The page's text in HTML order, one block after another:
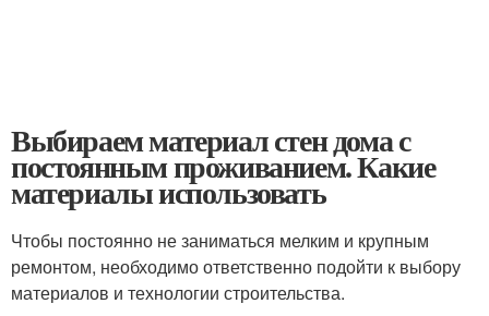
Выбираем материал стен дома с
постоянным проживанием. Какие
материалы использовать
Чтобы постоянно не заниматься мелким и крупным
ремонтом, необходимо ответственно подойти к выбору
материалов и технологии строительства.